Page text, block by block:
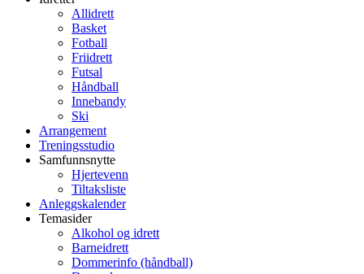
Allidrett
Basket
Fotball
Friidrett
Futsal
Håndball
Innebandy
Ski
Arrangement
Treningsstudio
Samfunnsnytte
Hjertevenn
Tiltaksliste
Anleggskalender
Temasider
Alkohol og idrett
Barneidrett
Dommerinfo (håndball)